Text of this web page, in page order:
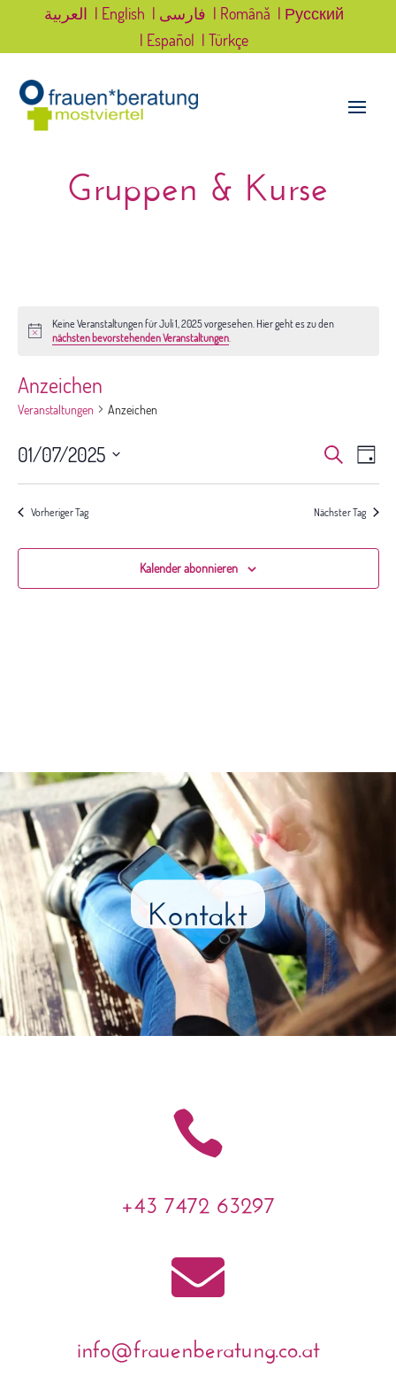
العربية | English | فارسی | Română | Русский
| Español | Türkçe
Gruppen & Kurse
Hinweis
Keine Veranstaltungen für Juli 1, 2025 vorgesehen. Hier geht es zu den
nächsten bevorstehenden Veranstaltungen.
Anzeichen
Veranstaltungen Anzeichen
Suche
und
Suche Tag
01/07/2025
Vorheriger Tag Nächster Tag
Kalender abonnieren
Kontakt

+43 7472 63297

info@frauenberatung.co.at